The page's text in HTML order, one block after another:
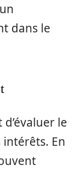
dans le
le
intérêts. En